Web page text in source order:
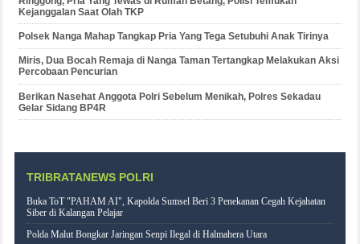
Kejanggalan Saat Olah TKP
Polsek Nanga Mahap Tangkap Pria Yang Tega Setubuhi Anak Tirinya
Miris, Dua Bocah Remaja di Nanga Taman Tertangkap Melakukan Aksi
Percobaan Pencurian
Berikan Nasehat Anggota Polri Sebelum Menikah, Polres Sekadau
Gelar Sidang BP4R
TRIBRATANEWS POLRI
Buka ToT "PAHAM AI", Kapolda Sumsel Beri 3 Penekanan Cegah Kejahatan
Siber di Kalangan Pelajar
Polda Malut Bongkar Jaringan Senpi Ilegal di Halmahera Utara